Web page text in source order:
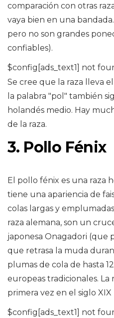
comparación con otras
vaya bien en una
pero no son grandes
confiables).
$config[ads_text1] not
Se cree que la raza lleva
la palabra "pol" también
holandés medio. Hay
de la raza.
3. Pollo Fénix
El pollo fénix es una raza
tiene una apariencia de
colas largas y
raza alemana, son un
japonesa Onagadori (que
que retrasa la muda
plumas de cola de hasta
europeas tradicionales. La
primera vez en el siglo
$config[ads_text1] not